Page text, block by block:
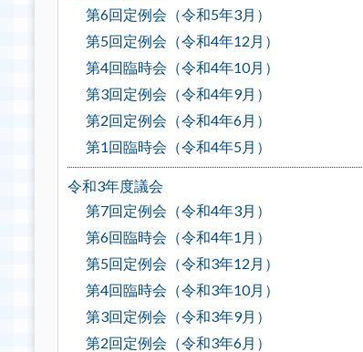
第6回定例会（令和5年3月）
第5回定例会（令和4年12月）
第4回臨時会（令和4年10月）
第3回定例会（令和4年9月）
第2回定例会（令和4年6月）
第1回臨時会（令和4年5月）
令和3年度議会
第7回定例会（令和4年3月）
第6回臨時会（令和4年1月）
第5回定例会（令和3年12月）
第4回臨時会（令和3年10月）
第3回定例会（令和3年9月）
第2回定例会（令和3年6月）